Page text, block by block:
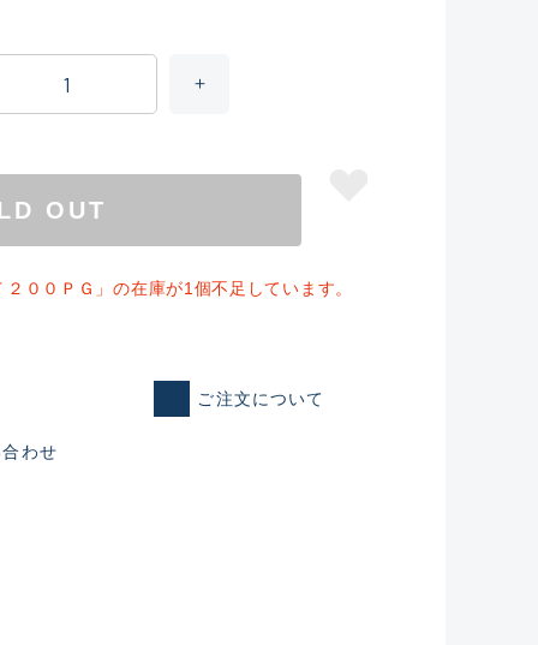
OUT
２００ＰＧ」の在庫が1個不足しています。
ご注文について
わせ